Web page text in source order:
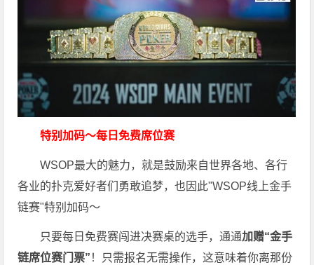
特别加码～每日免费席位赛
WSOP最大的魅力，就是鼓励来自世界各地、各行
各业的扑克爱好者们勇敢追梦，也因此"WSOP线上金手
链赛"特别加码～
只要每日免费赛闯进决赛桌的选手，通通加赠“金手
链席位赛门票” ！只需报名无需操作，这意味着你离那份